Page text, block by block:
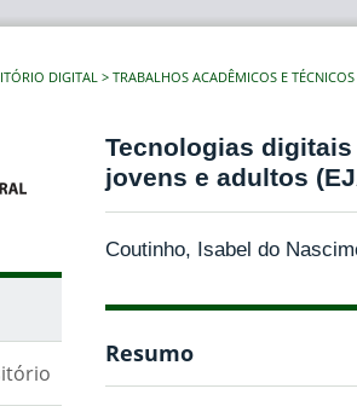
DIGITAL TRABALHOS ACADÊMICOS E TÉCNICOS
Tecnologias
jovens e adultos
Coutinho, Isabel do
Resumo